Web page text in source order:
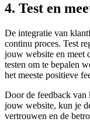
4. Test en
De integratie van
continu proces. Test
jouw website en meet
testen om te bepalen
het meeste positieve
Door de feedback van
jouw website, kun je
vertrouwen en de